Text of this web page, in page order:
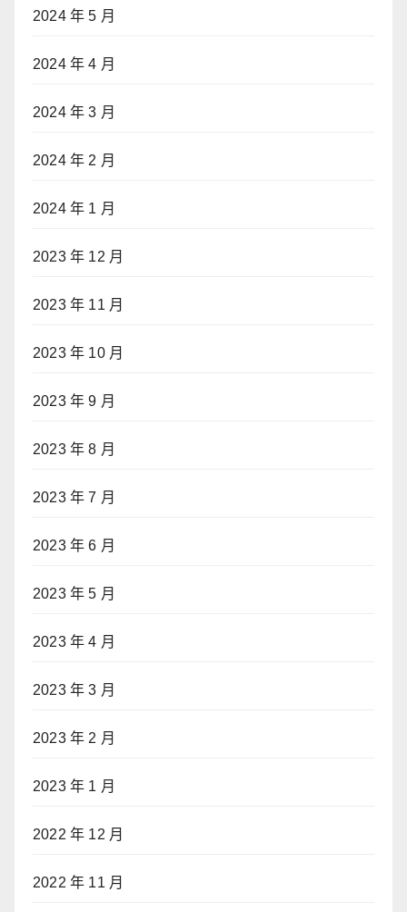
2024 年 5 月
2024 年 4 月
2024 年 3 月
2024 年 2 月
2024 年 1 月
2023 年 12 月
2023 年 11 月
2023 年 10 月
2023 年 9 月
2023 年 8 月
2023 年 7 月
2023 年 6 月
2023 年 5 月
2023 年 4 月
2023 年 3 月
2023 年 2 月
2023 年 1 月
2022 年 12 月
2022 年 11 月